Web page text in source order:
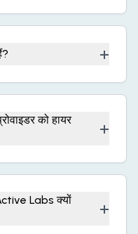
+
को हायर
+
Labs क्यों
+